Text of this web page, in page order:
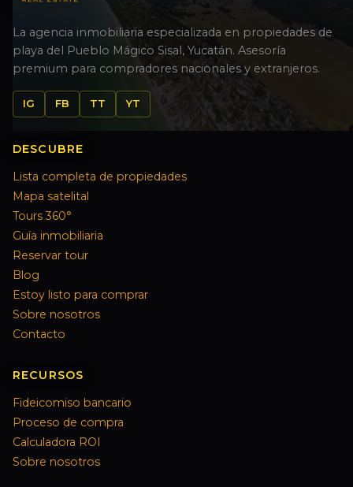
La agencia inmobiliaria especializada en propiedades de
playa del Pueblo Mágico Sisal, Yucatán. Asesoría
premium para compradores nacionales y extranjeros.
IG FB TT YT
DESCUBRE
Lista completa de propiedades
Mapa satelital
Tours 360°
Guía inmobiliaria
Reservar tour
Blog
Estoy listo para comprar
Sobre nosotros
Contacto
RECURSOS
Fideicomiso bancario
Proceso de compra
Calculadora ROI
Sobre nosotros